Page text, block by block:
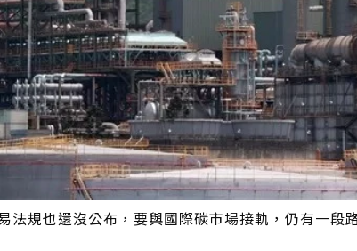
法規也還沒公布，要與國際碳市場接軌，仍有一段